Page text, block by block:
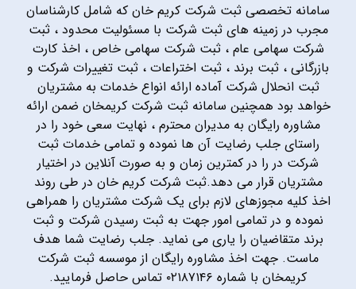
سامانه تخصصی ثبت شرکت کریم خان که شامل کارشناسان
مجرب در زمینه های ثبت شرکت با مسئولیت محدود ، ثبت
شرکت سهامی عام ، ثبت شرکت سهامی خاص ، اخذ کارت
بازرگانی ، ثبت برند ، ثبت اختراعات ، ثبت تغییرات شرکت و
ثبت انحلال شرکت آماده ارائه انواع خدمات به مشتریان
خواهد بود همچنین سامانه ثبت شرکت کریمخان ضمن ارائه
مشاوره رایگان به مدیران محترم ، نهایت سعی خود را در
راستای جلب رضایت آن ها نموده و تمامی خدمات ثبت
شرکت در را در کمترین زمان و به صورت آنلاین در اختیار
مشتریان قرار می دهد.ثبت شرکت کریم خان در طی روند
اخذ کلیه مجوزهای لازم برای یک شرکت مشتریان را همراهی
نموده و در تمامی امور جهت به ثبت رسیدن شرکت و ثبت
برند متقاضیان را یاری می نماید. جلب رضایت شما هدف
ماست. جهت اخذ مشاوره رایگان از موسسه ثبت شرکت
کریمخان با شماره ۰۲۱۸۷۱۴۶ تماس حاصل فرمایید.